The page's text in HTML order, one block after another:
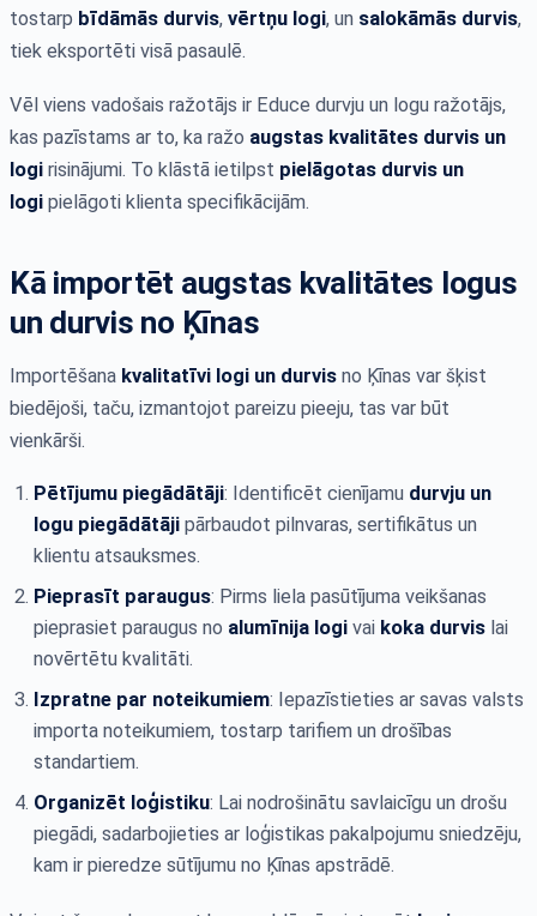
tostarp bīdāmās durvis, vērtņu logi, un salokāmās durvis,
tiek eksportēti visā pasaulē.
Vēl viens vadošais ražotājs ir Educe durvju un logu ražotājs,
kas pazīstams ar to, ka ražo augstas kvalitātes durvis un
logi risinājumi. To klāstā ietilpst pielāgotas durvis un
logi pielāgoti klienta specifikācijām.
Kā importēt augstas kvalitātes logus
un durvis no Ķīnas
Importēšana kvalitatīvi logi un durvis no Ķīnas var šķist
biedējoši, taču, izmantojot pareizu pieeju, tas var būt
vienkārši.
Pētījumu piegādātāji: Identificēt cienījamu durvju un
logu piegādātāji pārbaudot pilnvaras, sertifikātus un
klientu atsauksmes.
Pieprasīt paraugus: Pirms liela pasūtījuma veikšanas
pieprasiet paraugus no alumīnija logi vai koka durvis lai
novērtētu kvalitāti.
Izpratne par noteikumiem: Iepazīstieties ar savas valsts
importa noteikumiem, tostarp tarifiem un drošības
standartiem.
Organizēt loģistiku: Lai nodrošinātu savlaicīgu un drošu
piegādi, sadarbojieties ar loģistikas pakalpojumu sniedzēju,
kam ir pieredze sūtījumu no Ķīnas apstrādē.